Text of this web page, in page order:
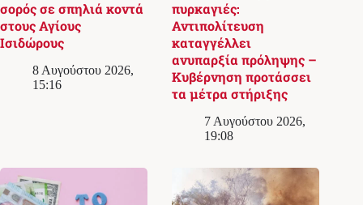
σορός σε σπηλιά κοντά
στους Αγίους
Ισιδώρους
8 Αυγούστου 2026,
15:16
πυρκαγιές:
Αντιπολίτευση
καταγγέλλει
ανυπαρξία πρόληψης –
Κυβέρνηση προτάσσει
τα μέτρα στήριξης
7 Αυγούστου 2026,
19:08